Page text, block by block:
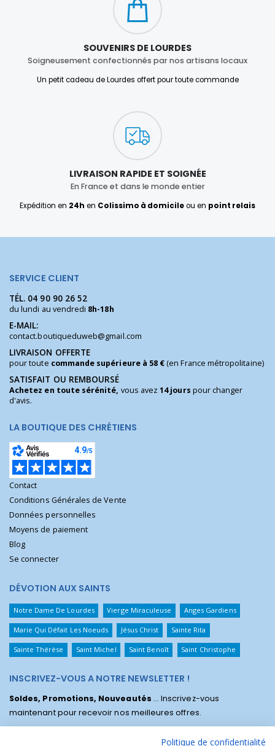
SOUVENIRS DE LOURDES
Soigneusement confectionnés par nos artisans locaux
Un petit cadeau de Lourdes offert pour toute commande
LIVRAISON RAPIDE ET SOIGNÉE
En France et dans le monde entier
Expédition en 24h en Colissimo à domicileou en point relais
SERVICE CLIENT
TÉL. 04 90 90 26 52
du lundi au vendredi 8h-18h
E-MAIL:
contact.boutiqueduweb@gmail.com
LIVRAISON OFFERTE
pour toute commande supérieure à 58 €(en France métropolitaine)
SATISFAIT OU REMBOURSÉ
Achetez en toute sérénité, vous avez14 jours pour changer
d'avis.
LA BOUTIQUE DES CHRÉTIENS
Contact
Conditions Générales de Vente
Données personnelles
Moyens de paiement
Blog
Se connecter
DÉVOTION AUX SAINTS
Notre Dame De Lourdes Vierge Miraculeuse Anges Gardiens
Marie Qui Défait Les Noeuds Jésus Christ Sainte Rita
Sainte Thérèse Saint Michel Saint Benoît Saint Christophe
INSCRIVEZ-VOUS A NOTRE NEWSLETTER !
Soldes, Promotions, Nouveautés ... Inscrivez-vous
maintenant pour recevoir nos meilleures offres.
Politique de confidentialité